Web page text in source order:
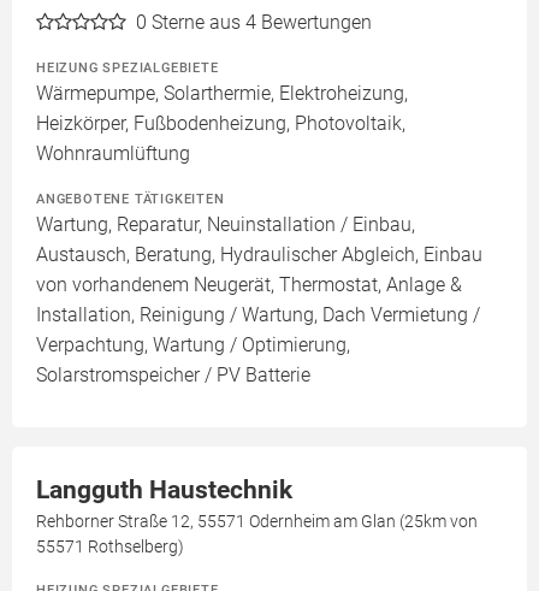
0 Sterne aus 4 Bewertungen
HEIZUNG SPEZIALGEBIETE
Wärmepumpe, Solarthermie, Elektroheizung,
Heizkörper, Fußbodenheizung, Photovoltaik,
Wohnraumlüftung
ANGEBOTENE TÄTIGKEITEN
Wartung, Reparatur, Neuinstallation / Einbau,
Austausch, Beratung, Hydraulischer Abgleich, Einbau
von vorhandenem Neugerät, Thermostat, Anlage &
Installation, Reinigung / Wartung, Dach Vermietung /
Verpachtung, Wartung / Optimierung,
Solarstromspeicher / PV Batterie
Langguth Haustechnik
Rehborner Straße 12, 55571 Odernheim am Glan (25km von
55571 Rothselberg)